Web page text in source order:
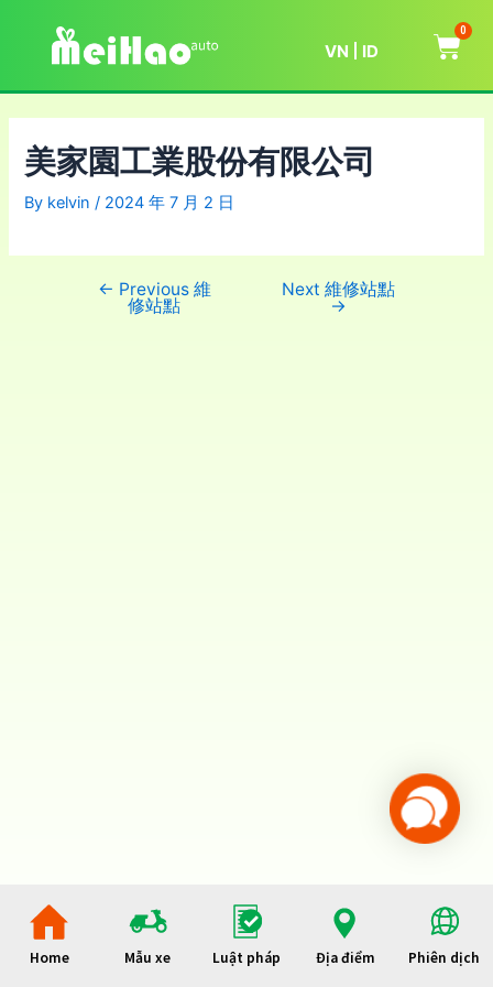
VN ID
0
美家園工業股份有限公司
By kelvin/ 2024 年 7 月 2 日
← Previous 維
修站點
Next 維修站點
→
Home Mẫu xe Luật pháp Địa điểm Phiên dịch